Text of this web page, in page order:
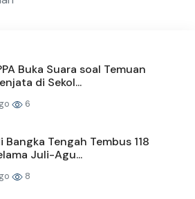
Buka Suara soal Temuan
di Sekol...
6
Bangka Tengah Tembus 118
Juli-Agu...
8